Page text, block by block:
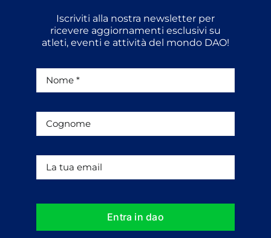
Iscriviti alla nostra newsletter per
ricevere aggiornamenti esclusivi su
atleti, eventi e attività del mondo DAO!
Entra in dao